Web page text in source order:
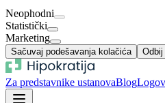
Neophodni
Statistički
Marketing
Sačuvaj podešavanja kolačića
Za predstavnike ustanovaBlog